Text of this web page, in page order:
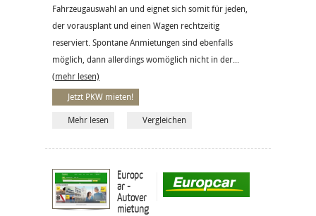
Fahrzeugauswahl an und eignet sich somit für jeden,
der vorausplant und einen Wagen rechtzeitig
reserviert. Spontane Anmietungen sind ebenfalls
möglich, dann allerdings womöglich nicht in der...
(mehr lesen)
Jetzt PKW mieten!
Mehr lesen Vergleichen
Europc
ar -
Autover
mietung